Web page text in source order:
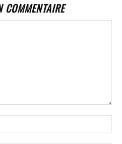
COMMENTAIRE